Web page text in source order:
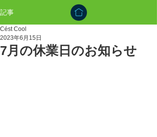
記事
7月の休業日のお知らせ
Cést Cool
2023年6月15日